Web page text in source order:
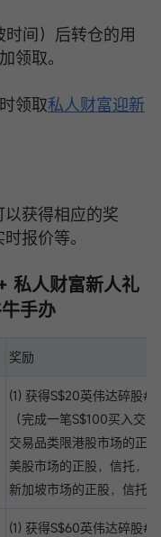
间）后转仓的用
领取。
领取私人财富迎新
获得相应的奖
报价等。
私人财富新人礼
手办
奖励
(1) 获得S$20英伟达碎股#
（完成一笔S$100买入交
交易品类限港股市场的正
美股市场的正股，信托，
新加坡市场的正股，信托
(1) 获得S$60英伟达碎股#